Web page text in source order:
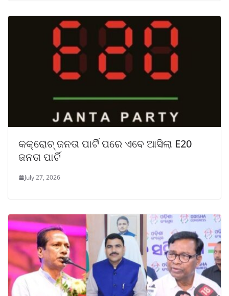
କକ୍ରୋଚ୍ ଜନତା ପାର୍ଟି ପରେ ଏବେ ଆସିଲା E20
ଜନତା ପାର୍ଟି
July 27, 2026